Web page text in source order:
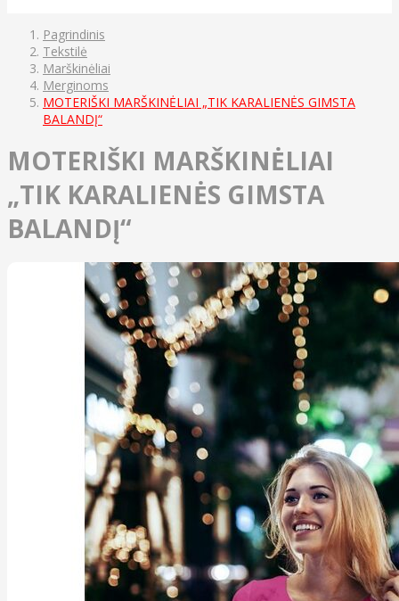
Pagrindinis
Tekstilė
Marškinėliai
Merginoms
MOTERIŠKI MARŠKINĖLIAI „TIK KARALIENĖS GIMSTA
BALANDĮ“
MOTERIŠKI MARŠKINĖLIAI
„TIK KARALIENĖS GIMSTA
BALANDĮ“